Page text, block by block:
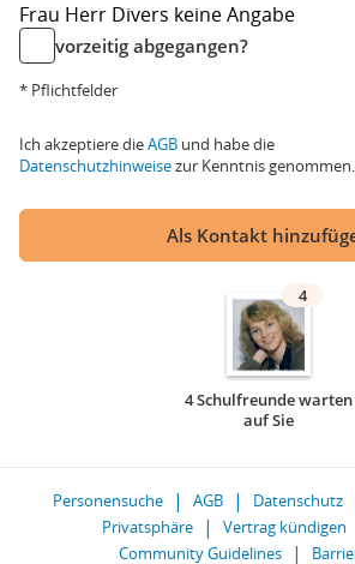
Frau Herr Divers keine Angabe
vorzeitig abgegangen?
* Pflichtfelder
Ich akzeptiere dieAGB und habe die
Datenschutzhinweisezur Kenntnis genommen.
Als Kontakt
4
4 Schulfreunde warten
auf Sie
Personensuche AGB Datenschutz
Privatsphäre
Vertrag kündigen
Community Guidelines